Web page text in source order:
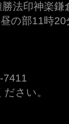
法印神楽鎌
の部11時
さい。